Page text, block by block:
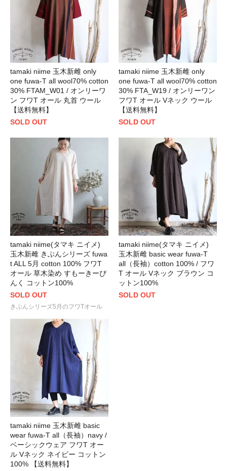
tamaki niime 玉木新雌 only
one fuwa-T all wool70% cotton
30% FTAM_W01 / オンリーワ
ン フワT オール 丸首 ウール
【送料無料】
SOLD OUT
tamaki niime 玉木新雌 only
one fuwa-T all wool70% cotton
30% FTA_W19 / オンリーワン
フワT オール Vネック ウール
【送料無料】
SOLD OUT
tamaki niime(タマキ ニイメ)
玉木新雌 きぶんシリーズ fuwa
t ALL 5月 cotton 100% フワT
オール 草木染め すもーきーぴ
んく コットン100%
SOLD OUT
きぶんシリーズ5月のフワTオール
tamaki niime(タマキ ニイメ)
玉木新雌 basic wear fuwa-T
all（長袖）cotton 100% / フワ
T オール Vネック ブラウン コ
ットン100%
SOLD OUT
tamaki niime 玉木新雌 basic
wear fuwa-T all（長袖）navy /
ベーシックウェア フワT オー
ル Vネック ネイビー コットン
100% 【送料無料】